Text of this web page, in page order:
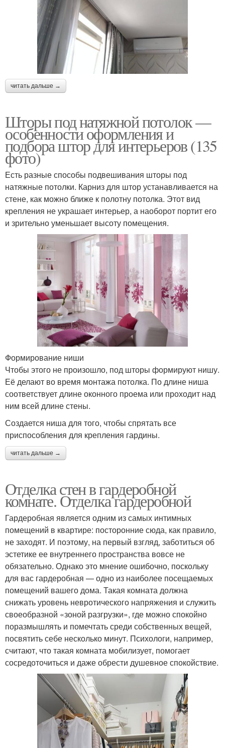
читать дальше →
Шторы под натяжной потолок —
особенности оформления и
подбора штор для интерьеров (135
фото)
Есть разные способы подвешивания шторы под
натяжные потолки. Карниз для штор устанавливается на
стене, как можно ближе к полотну потолка. Этот вид
крепления не украшает интерьер, а наоборот портит его
и зрительно уменьшает высоту помещения.
Формирование ниши
Чтобы этого не произошло, под шторы формируют нишу.
Её делают во время монтажа потолка. По длине ниша
соответствует длине оконного проема или проходит над
ним всей длине стены.
Создается ниша для того, чтобы спрятать все
приспособления для крепления гардины.
читать дальше →
Отделка стен в гардеробной
комнате. Отделка гардеробной
Гардеробная является одним из самых интимных
помещений в квартире: посторонние сюда, как правило,
не заходят. И поэтому, на первый взгляд, заботиться об
эстетике ее внутреннего пространства вовсе не
обязательно. Однако это мнение ошибочно, поскольку
для вас гардеробная — одно из наиболее посещаемых
помещений вашего дома. Такая комната должна
снижать уровень невротического напряжения и служить
своеобразной «зоной разгрузки», где можно спокойно
поразмышлять и помечтать среди собственных вещей,
посвятить себе несколько минут. Психологи, например,
считают, что такая комната мобилизует, помогает
сосредоточиться и даже обрести душевное спокойствие.